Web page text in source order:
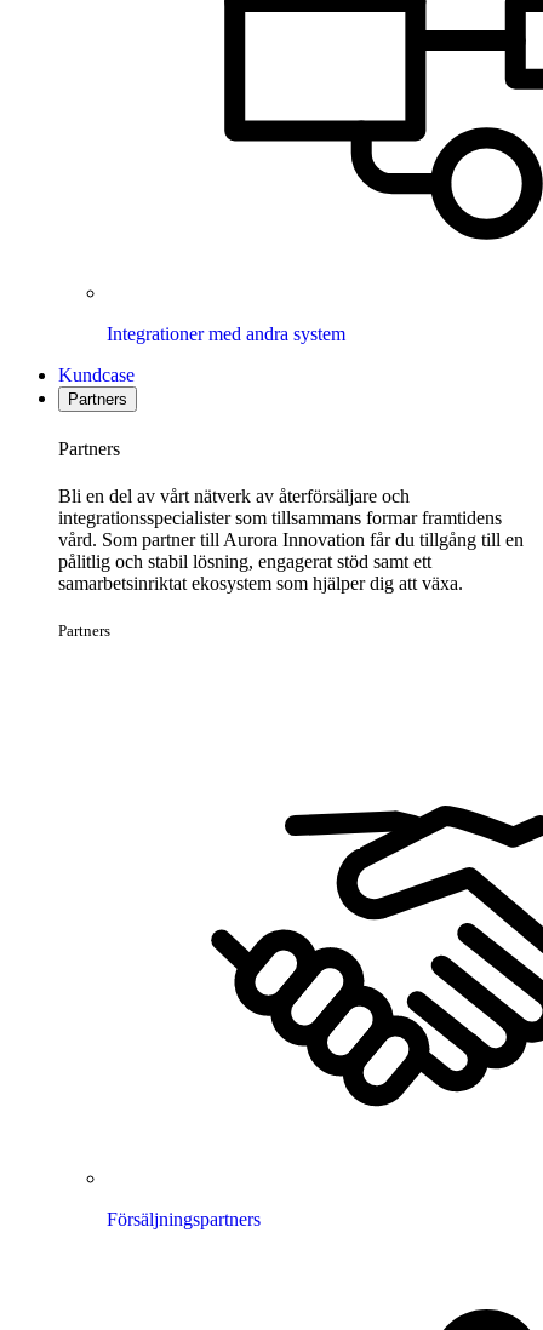
Integrationer med andra system
Kundcase
Partners
Partners
Bli en del av vårt nätverk av återförsäljare och
integrationsspecialister som tillsammans formar framtidens
vård. Som partner till Aurora Innovation får du tillgång till en
pålitlig och stabil lösning, engagerat stöd samt ett
samarbetsinriktat ekosystem som hjälper dig att växa.
Partners
Försäljningspartners